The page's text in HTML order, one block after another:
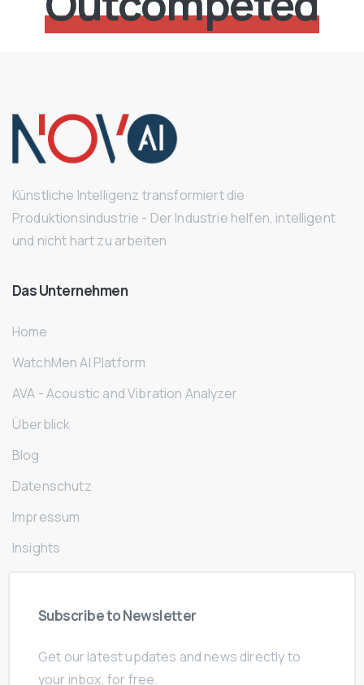
Künstliche Intelligenz transformiert die
Produktionsindustrie - Der Industrie helfen, intelligent
und nicht hart zu arbeiten
DasUnternehmen
Home
WatchMen AI Platform
AVA - Acoustic and Vibration Analyzer
Überblick
Blog
Datenschutz
Impressum
Insights
SubscribetoNewsletter
Get our latest updates and news directly to
your inbox, for free.